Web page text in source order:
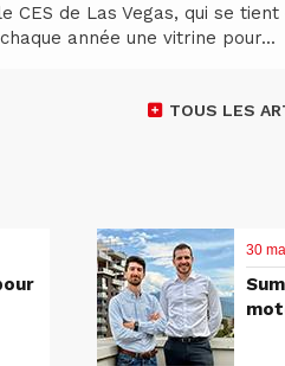
CES de Las Vegas, qui se
année une vitrine pour...
TOUS LES
30